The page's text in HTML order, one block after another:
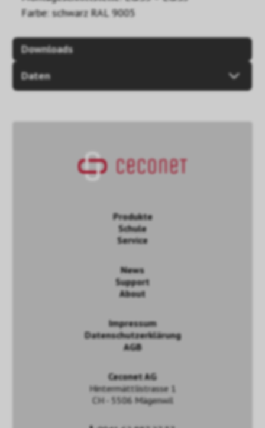
Farbe: schwarz RAL 9005
Downloads
Daten
Produkte
Schule
Service
News
Support
About
Impressum
Datenschutzerklärung
AGB
Ceconet AG
Hintermättlistrasse 1
CH - 5506 Mägenwil